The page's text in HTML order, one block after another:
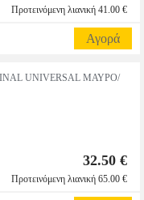
Προτεινόμενη λιανική 41.00 €
Αγορά
UNIVERSAL ΜΑΥΡΟ/
32.50 €
Προτεινόμενη λιανική 65.00 €